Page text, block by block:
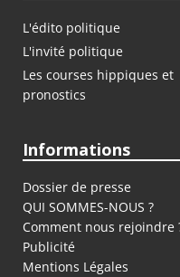
L'édito politique
L'invité politique
Les courses hippiques et
pronostics
Informations
Dossier de presse
QUI SOMMES-NOUS ?
Comment nous rejoindre
Publicité
Mentions Légales